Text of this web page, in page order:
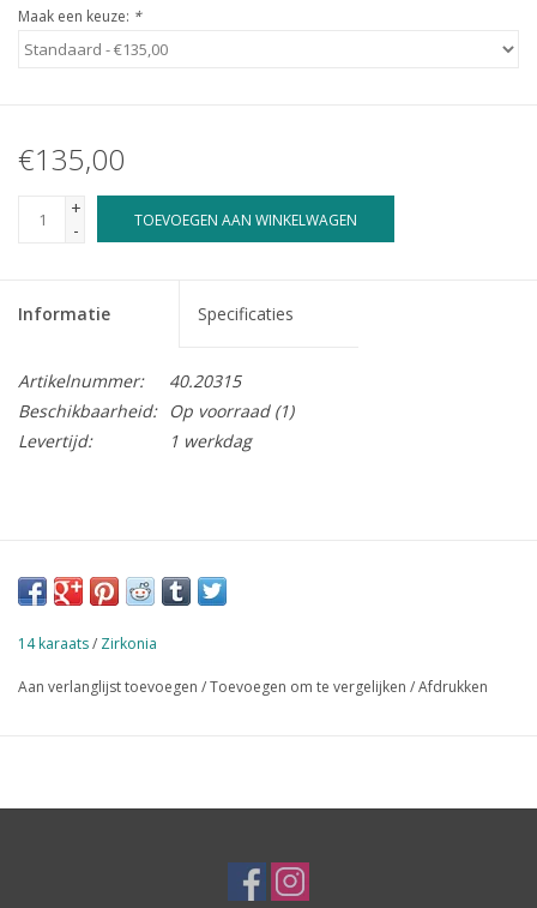
Maak een keuze: *
€135,00
+
-
TOEVOEGEN AAN WINKELWAGEN
Informatie Specificaties
Artikelnummer:
40.20315
Beschikbaarheid:
Op voorraad(1)
Levertijd:
1 werkdag
14 karaats/ Zirkonia
Aan verlanglijst toevoegen /Toevoegen om te vergelijken /Afdrukken